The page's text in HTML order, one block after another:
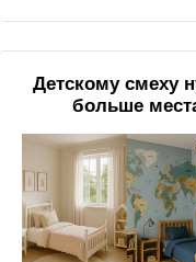
Детскому смеху
больше